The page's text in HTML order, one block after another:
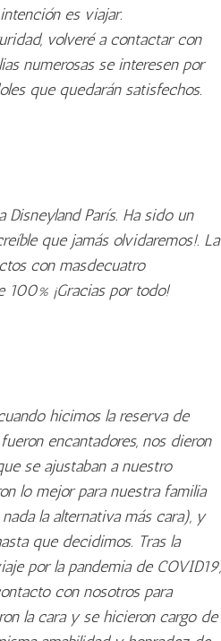
es viajar.
volveré a contactar con
numerosas se interesen por
que quedarán satisfechos.
París. Ha sido un
que jamás olvidaremos!. La
con masdecuatro
100% ¡Gracias por todo!
hicimos la reserva de
encantadores, nos dieron
se ajustaban a nuestro
lo mejor para nuestra familia
la alternativa más cara), y
que decidimos. Tras la
por la pandemia de COVID19,
con nosotros para
la cara y se hicieron cargo de